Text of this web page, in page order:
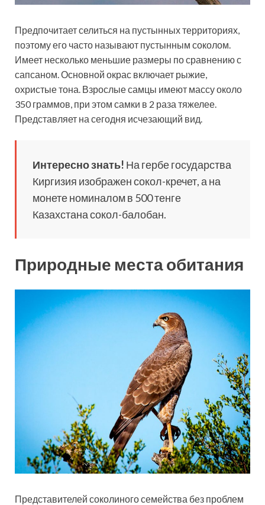
Предпочитает селиться на пустынных территориях,
поэтому его часто называют пустынным соколом.
Имеет несколько меньшие размеры по сравнению с
сапсаном. Основной окрас включает рыжие,
охристые тона. Взрослые самцы имеют массу около
350 граммов, при этом самки в 2 раза тяжелее.
Представляет на сегодня исчезающий вид.
Интересно знать! На гербе государства
Киргизия изображен сокол-кречет, а на
монете номиналом в 500 тенге
Казахстана сокол-балобан.
Природные места обитания
Представителей соколиного семейства без проблем